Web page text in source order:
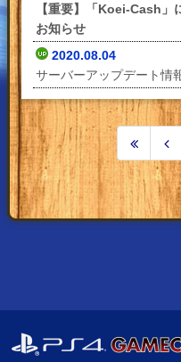
【重要】「Koei-Cash」
お知らせ
2020.08.04
サーバーアップデート情